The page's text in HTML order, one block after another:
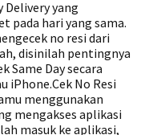
Delivery yang
pada hari yang sama.
no resi dari
disinilah pentingnya
Same Day secara
iPhone.Cek No Resi
menggunakan
mengakses aplikasi
masuk ke aplikasi,